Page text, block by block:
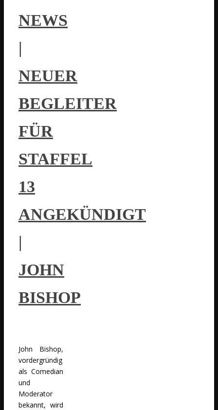
NEWS
|
NEUER
BEGLEITER
FÜR
STAFFEL
13
ANGEKÜNDIGT
|
JOHN
BISHOP
John Bishop,
vordergründig
als Comedian
und
Moderator
bekannt, wird